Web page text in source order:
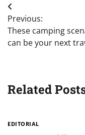
Post
navigation
Previous:
These camping
can be your next
Related
EDITORIAL